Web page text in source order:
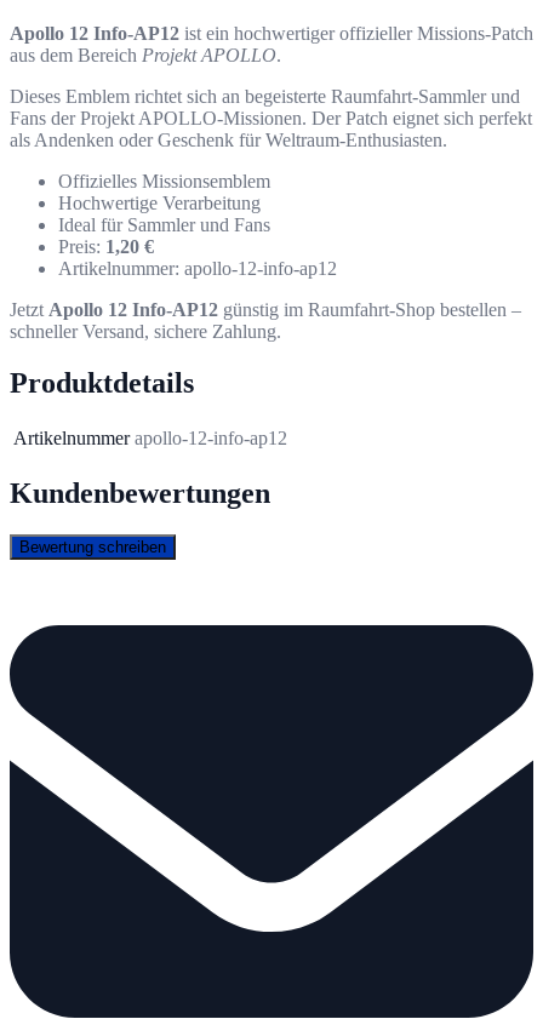
Apollo 12 Info-AP12 ist ein hochwertiger offizieller Missions-Patch
aus dem Bereich Projekt APOLLO.
Dieses Emblem richtet sich an begeisterte Raumfahrt-Sammler und
Fans der Projekt APOLLO-Missionen. Der Patch eignet sich perfekt
als Andenken oder Geschenk für Weltraum-Enthusiasten.
Offizielles Missionsemblem
Hochwertige Verarbeitung
Ideal für Sammler und Fans
Preis: 1,20 €
Artikelnummer: apollo-12-info-ap12
Jetzt Apollo 12 Info-AP12 günstig im Raumfahrt-Shop bestellen –
schneller Versand, sichere Zahlung.
Produktdetails
Artikelnummer apollo-12-info-ap12
Kundenbewertungen
Bewertung schreiben